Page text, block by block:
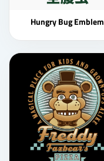
Hungry Bug Emblem